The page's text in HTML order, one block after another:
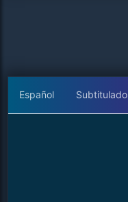
Español Subtitulado